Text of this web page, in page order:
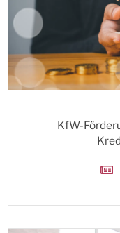
KfW-